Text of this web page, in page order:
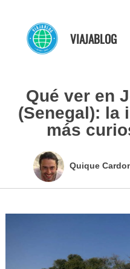
contenido
VIAJABLOG
Qué ver en
(Senegal): la
más
Quique